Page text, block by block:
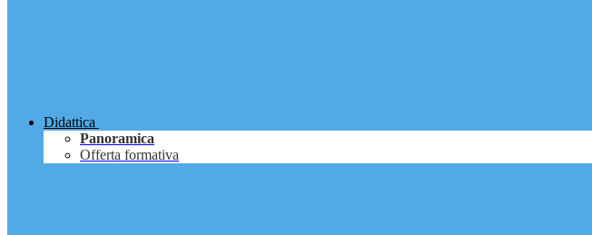
Didattica
Panoramica
Offerta formativa